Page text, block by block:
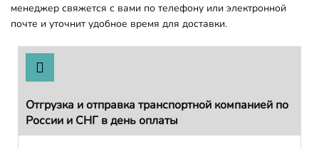
менеджер свяжется с вами по телефону или электронной
почте и уточнит удобное время для доставки.
Отгрузка и отправка транспортной компанией по
России и СНГ в день оплаты